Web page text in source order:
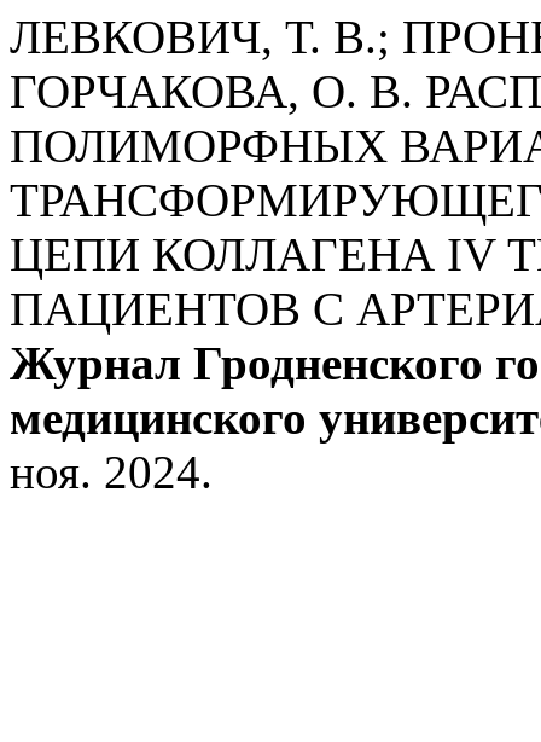
ЛЕВКОВИЧ, Т. В.;
ГОРЧАКОВА, О. В.
ПОЛИМОРФНЫХ
ЦЕПИ КОЛЛАГЕНА IV
ПАЦИЕНТОВ С
Журнал Гродненского
медицинского
ноя. 2024.